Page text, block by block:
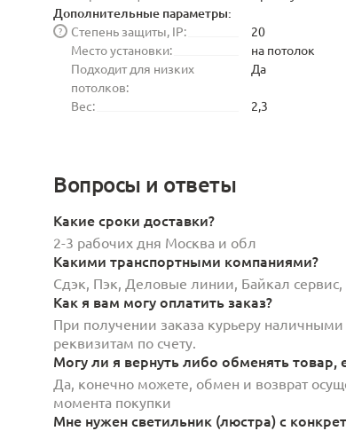
Дополнительные параметры:
Степень защиты, IP:
?
20
Место установки:
на потолок
Подходит для низких
потолков:
Да
Вес: 2,3
Вопросы и ответы
Какие сроки доставки?
2-3 рабочих дня Москва и обл
Какими транспортными компаниями?
Сдэк, Пэк, Деловые линии, Байкал
Как я вам могу оплатить заказ?
При получении заказа курьеру
реквизитам по счету.
Могу ли я вернуть либо обменять товар,
Да, конечно можете, обмен и возврат
момента покупки
Мне нужен светильник (люстра) с